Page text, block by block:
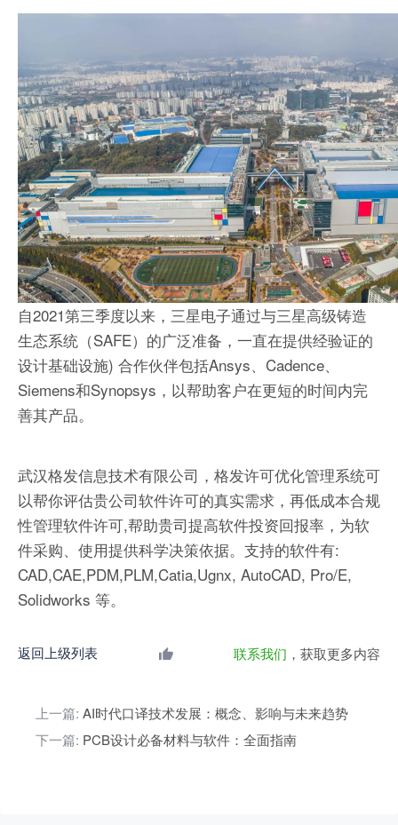
自2021第三季度以来，三星电子通过与三星高级铸造
生态系统（SAFE）的广泛准备，一直在提供经验证的
设计基础设施) 合作伙伴包括Ansys、Cadence、
Siemens和Synopsys，以帮助客户在更短的时间内完
善其产品。
武汉格发信息技术有限公司，格发许可优化管理系统可
以帮你评估贵公司软件许可的真实需求，再低成本合规
性管理软件许可,帮助贵司提高软件投资回报率，为软
件采购、使用提供科学决策依据。支持的软件有:
CAD,CAE,PDM,PLM,Catia,Ugnx, AutoCAD, Pro/E,
Solidworks 等。
返回上级列表 联系我们 ，获取更多内容
上一篇: AI时代口译技术发展：概念、影响与未来趋势
下一篇: PCB设计必备材料与软件：全面指南